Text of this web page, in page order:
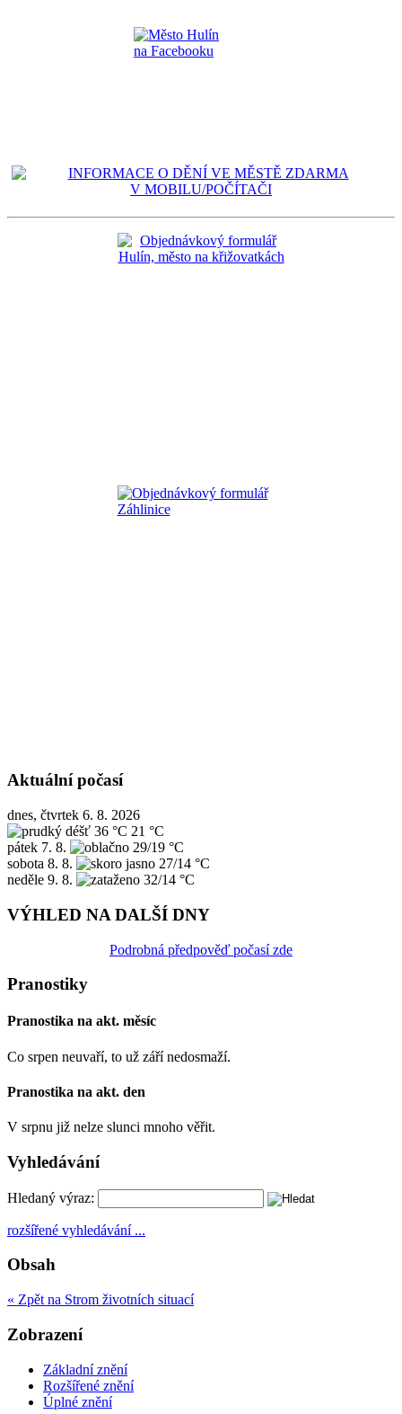
Aktuální počasí
dnes, čtvrtek 6. 8. 2026
36 °C 21 °C
pátek 7. 8.
29/19 °C
sobota 8. 8.
27/14 °C
neděle 9. 8. 32/14 °C
VÝHLED NA DALŠÍ DNY
Podrobná předpověď počasí zde
Pranostiky
Pranostika na akt. měsíc
Co srpen neuvaří, to už září nedosmaží.
Pranostika na akt. den
V srpnu již nelze slunci mnoho věřit.
Vyhledávání
Hledaný výraz:
rozšířené vyhledávání ...
Obsah
« Zpět na Strom životních situací
Zobrazení
Základní znění
Rozšířené znění
Úplné znění